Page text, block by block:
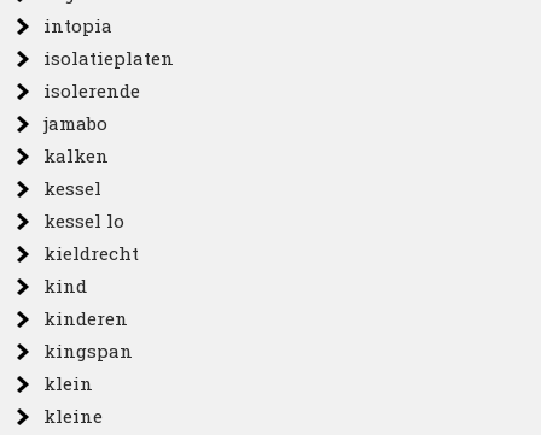
intopia
isolatieplaten
isolerende
jamabo
kalken
kessel
kessel lo
kieldrecht
kind
kinderen
kingspan
klein
kleine